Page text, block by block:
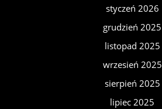
styczeń 2026
grudzień 2025
listopad 2025
wrzesień 2025
sierpień 2025
lipiec 2025